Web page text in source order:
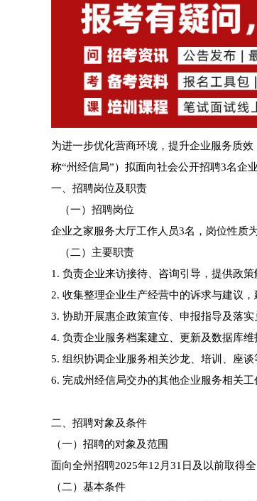
为进一步优化营商环境，提升企业服务质
称“州经信局”）拟面向社会公开招聘3名企
一、招聘岗位及职责
（一）招聘岗位
企业之家服务大厅工作人员3名，岗位性质
（二）主要职责
1. 负责企业来访接待、咨询引导，提供政
2. 收集整理企业生产经营中的诉求与建议，
3. 协助开展惠企政策宣传、申报指导及落实
4. 负责企业服务档案建立、更新及数据库
5. 组织协调企业服务相关沙龙、培训、座谈
6. 完成州经信局交办的其他企业服务相关工
二、招聘对象及条件
（一）招聘的对象及范围
面向全州招聘2025年12月31日及以前取得
（二）基本条件